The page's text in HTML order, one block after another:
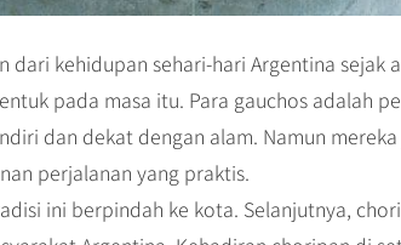
dari kehidupan sehari-hari Argentina sejak
pada masa itu. Para gauchos adalah
dan dekat dengan alam. Namun
perjalanan yang praktis.
ini berpindah ke kota. Selanjutnya,